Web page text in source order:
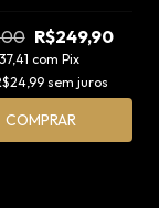
R$249,90
com Pix
sem juros
COMPRAR